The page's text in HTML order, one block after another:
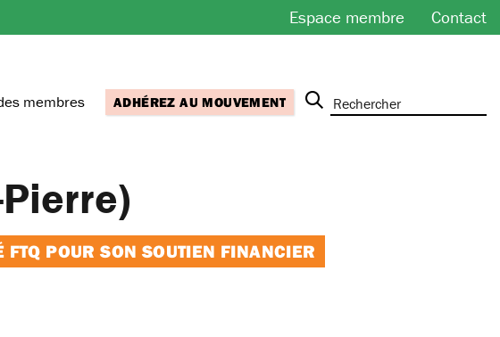
Espace membre Contact
membres ADHÉREZ AU MOUVEMENT
POUR SON SOUTIEN FINANCIER